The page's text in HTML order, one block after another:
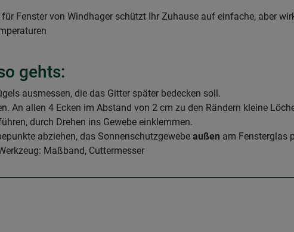
für Fenster von Windhager schützt Ihr Zuhause auf einfache, aber
gehts:
ausmessen, die das Gitter später bedecken soll.
An allen 4 Ecken im Abstand von 2 cm zu den Rändern kleine
durch Drehen ins Gewebe einklemmen.
abziehen, das Sonnenschutzgewebe außen am Fensterglas
Maßband, Cuttermesser